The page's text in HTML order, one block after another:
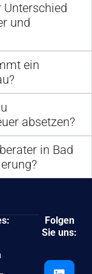
Unterschied
und
ein
absetzen?
in Bad
Folgen
Sie uns: